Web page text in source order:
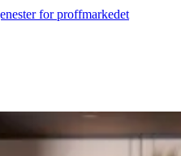
for proffmarkedet